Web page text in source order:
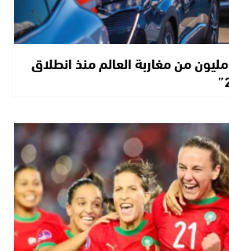
دخول أزيد من 2,7 مليون من مغاربة العالم منذ انطلاق